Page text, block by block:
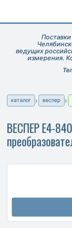
ведущих
измерения.
каталог веспер
ВЕСПЕР E4-